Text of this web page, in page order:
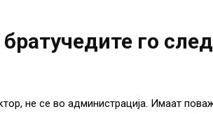
го
не се во администрација. Имаат